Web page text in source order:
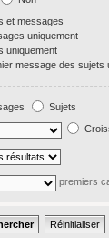
et messages
uniquement
uniquement
message des sujets
Sujets
premiers